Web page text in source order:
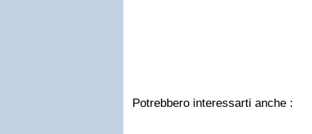
Potrebbero interessarti anche :